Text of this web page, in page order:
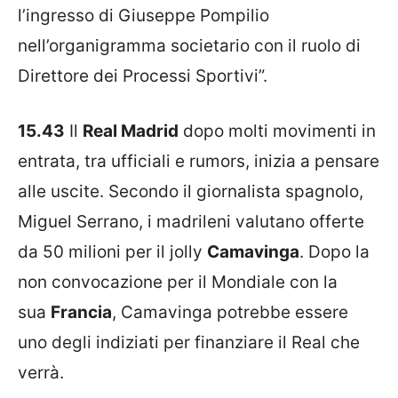
l’ingresso di Giuseppe Pompilio
nell’organigramma societario con il ruolo di
Direttore dei Processi Sportivi”.
15.43 Il Real Madrid dopo molti movimenti in
entrata, tra ufficiali e rumors, inizia a pensare
alle uscite. Secondo il giornalista spagnolo,
Miguel Serrano, i madrileni valutano offerte
da 50 milioni per il jolly Camavinga. Dopo la
non convocazione per il Mondiale con la
sua Francia, Camavinga potrebbe essere
uno degli indiziati per finanziare il Real che
verrà.